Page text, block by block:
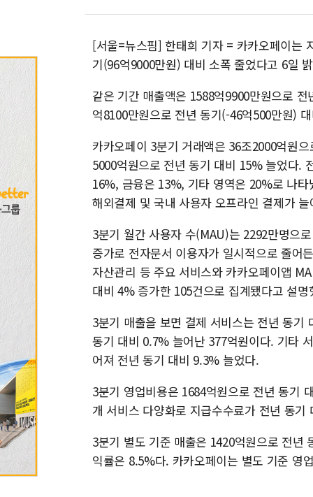
[서울=뉴스핌] 한태희 기자 = 카카오페이는
기(96억9000만원) 대비 소폭 줄었다고 6일
같은 기간 매출액은 1588억9900만원으로
억8100만원으로 전년 동기(-46억500만원)
카카오페이 3분기 거래액은 36조2000억원
5000억원으로 전년 동기 대비 15% 늘었다.
16%, 금융은 13%, 기타 영역은 20%로 나
해외결제 및 국내 사용자 오프라인 결제가
3분기 월간 사용자 수(MAU)는 2292만명으
증가로 전자문서 이용자가 일시적으로 줄어
자산관리 등 주요 서비스와 카카오페이앱
대비 4% 증가한 105건으로 집계됐다고 설명
3분기 매출을 보면 결제 서비스는 전년 동
동기 대비 0.7% 늘어난 377억원이다. 기타
어져 전년 동기 대비 9.3% 늘었다.
3분기 영업비용은 1684억원으로 전년 동기
개 서비스 다양화로 지급수수료가 전년 동기
3분기 별도 기준 매출은 1420억원으로 전년
익률은 8.5%다. 카카오페이는 별도 기준 영